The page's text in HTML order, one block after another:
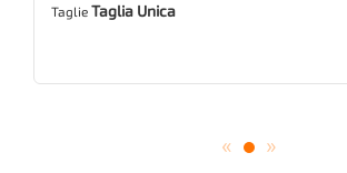
Taglie Taglia Unica
« »